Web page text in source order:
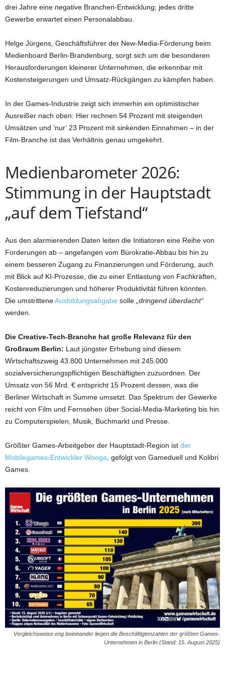
drei Jahre eine negative Branchen-Entwicklung; jedes dritte
Gewerbe erwartet einen Personalabbau.
Helge Jürgens, Geschäftsführer der New-Media-Förderung beim
Medienboard Berlin-Brandenburg, sorgt sich um die besonderen
Herausforderungen kleinerer Unternehmen, die erkennbar mit
Kostensteigerungen und Umsatz-Rückgängen zu kämpfen haben.
In der Games-Industrie zeigt sich immerhin ein optimistischer
Ausreißer nach oben: Hier rechnen 54 Prozent mit steigenden
Umsätzen und ’nur‘ 23 Prozent mit sinkenden Einnahmen – in der
Film-Branche ist das Verhältnis genau umgekehrt.
Medienbarometer 2026:
Stimmung in der Hauptstadt
„auf dem Tiefstand“
Aus den alarmierenden Daten leiten die Initiatoren eine Reihe von
Forderungen ab – angefangen vom Bürokratie-Abbau bis hin zu
einem besseren Zugang zu Finanzierungen und Förderung, auch
mit Blick auf KI-Prozesse, die zu einer Entlastung von Fachkräften,
Kostenreduzierungen und höherer Produktivität führen könnten.
Die umstritteneAusbildungsabgabe solle „dringend überdacht“
werden.
Die Creative-Tech-Branche hat große Relevanz für den
Großraum Berlin: Laut jüngster Erhebung sind diesem
Wirtschaftszweig 43.800 Unternehmen mit 245.000
sozialversicherungspflichtigen Beschäftigten zuzuordnen. Der
Umsatz von 56 Mrd. € entspricht 15 Prozent dessen, was die
Berliner Wirtschaft in Summe umsetzt. Das Spektrum der Gewerke
reicht von Film und Fernsehen über Social-Media-Marketing bis hin
zu Computerspielen, Musik, Buchmarkt und Presse.
Größter Games-Arbeitgeber der Hauptstadt-Region ist der
Mobilegames-Entwickler Wooga , gefolgt von Gameduell und Kolibri
Games.
Vergleichsweise eng beieinander liegen die Beschäftigtenzahlen der größten Games-
Unternehmen in Berlin (Stand: 15. August 2025)